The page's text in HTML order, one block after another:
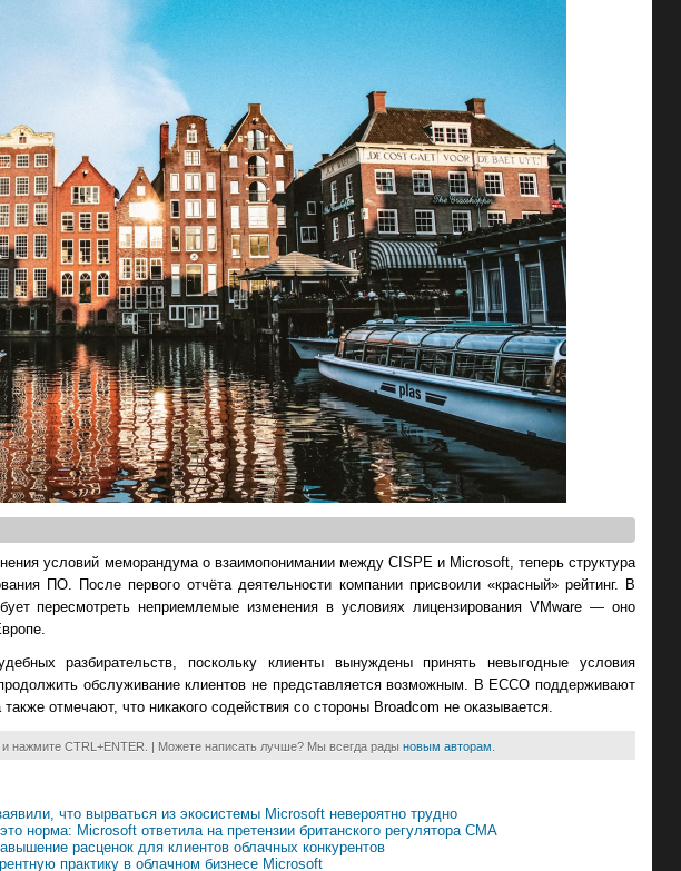
условий меморандума о взаимопонимании между CISPE и Microsoft, теперь структура
ПО. После первого отчёта деятельности компании присвоили «красный» рейтинг. В
пересмотреть неприемлемые изменения в условиях лицензирования VMware — оно
разбирательств, поскольку клиенты вынуждены принять невыгодные условия
обслуживание клиентов не представляется возможным. В ECCO поддерживают
отмечают, что никакого содействия со стороны Broadcom не оказывается.
CTRL+ENTER. | Можете написать лучше? Мы всегда рады новым авторам
что вырваться из экосистемы Microsoft невероятно трудно
норма: Microsoft ответила на претензии британского регулятора CMA
расценок для клиентов облачных конкурентов
практику в облачном бизнесе Microsoft